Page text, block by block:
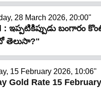
28 March 2026, 20:00"
: ఇప్పటికిప్పుడు బంగారం
తెలుసా?"
15 February 2026, 10:06"
Gold Rate 15